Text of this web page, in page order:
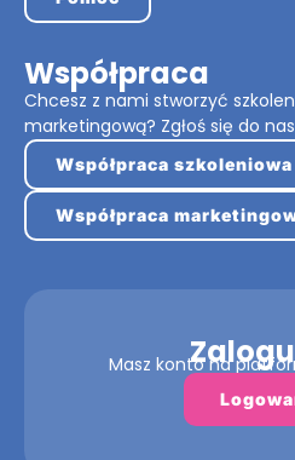
Współpraca
Chcesz z nami stworzyć
marketingową? Zgłoś się do
Współpraca szkoleniowa
Współpraca
Masz konto na